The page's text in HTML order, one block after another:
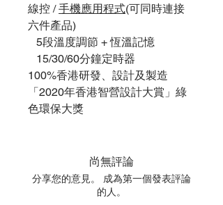
線控 /手機應用程式(可同時連接
六件產品)
5段溫度調節 + 恆溫記憶
15/30/60分鐘定時器
100%香港研發、設計及製造
「2020年香港智營設計大賞」綠
色環保大獎
尚無評論
分享您的意見。 成為第一個發表評論
的人。